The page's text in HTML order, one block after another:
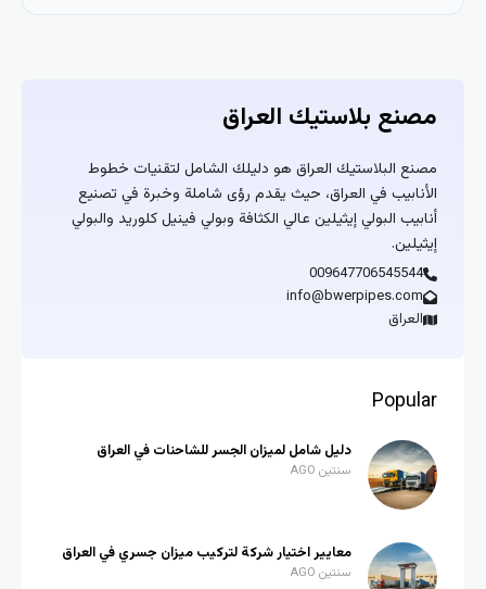
مصنع بلاستيك العراق
مصنع البلاستيك العراق هو دليلك الشامل لتقنيات خطوط
الأنابيب في العراق، حيث يقدم رؤى شاملة وخبرة في تصنيع
أنابيب البولي إيثيلين عالي الكثافة وبولي فينيل كلوريد والبولي
إيثيلين.
009647706545544
info@bwerpipes.com
العراق
Popular
دليل شامل لميزان الجسر للشاحنات في العراق
سنتين AGO
معايير اختيار شركة لتركيب ميزان جسري في العراق
سنتين AGO